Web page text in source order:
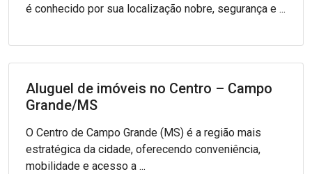
é conhecido por sua localização nobre, segurança e ...
Aluguel de imóveis no Centro – Campo
Grande/MS
O Centro de Campo Grande (MS) é a região mais
estratégica da cidade, oferecendo conveniência,
mobilidade e acesso a ...